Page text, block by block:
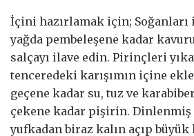
İçini hazırlamak için; Soğanları
yağda pembeleşene kadar
salçayı ilave edin. Pirinçleri
tenceredeki karışımın içine
geçene kadar su, tuz ve
çekene kadar pişirin.
yufkadan biraz kalın açıp